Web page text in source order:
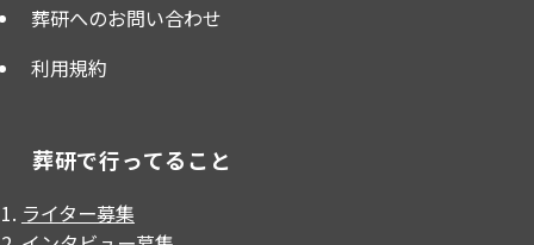
葬研へのお問い合わせ
利用規約
葬研で行ってること
ライター募集